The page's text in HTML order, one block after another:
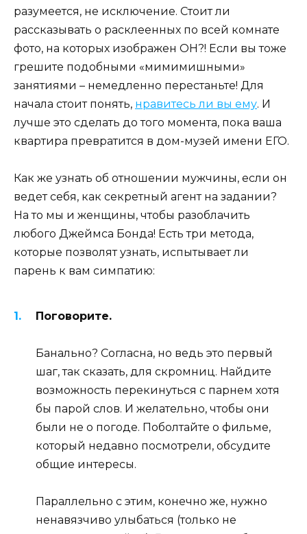
разумеется, не исключение. Стоит ли
рассказывать о расклеенных по всей комнате
фото, на которых изображен ОН?! Если вы тоже
грешите подобными «мимимишными»
занятиями – немедленно перестаньте! Для
начала стоит понять, нравитесь ли вы ему. И
лучше это сделать до того момента, пока ваша
квартира превратится в дом-музей имени ЕГО.
Как же узнать об отношении мужчины, если он
ведет себя, как секретный агент на задании?
На то мы и женщины, чтобы разоблачить
любого Джеймса Бонда! Есть три метода,
которые позволят узнать, испытывает ли
парень к вам симпатию:
Поговорите.
Банально? Согласна, но ведь это первый
шаг, так сказать, для скромниц. Найдите
возможность перекинуться с парнем хотя
бы парой слов. И желательно, чтобы они
были не о погоде. Поболтайте о фильме,
который недавно посмотрели, обсудите
общие интересы.
Параллельно с этим, конечно же, нужно
ненавязчиво улыбаться (только не